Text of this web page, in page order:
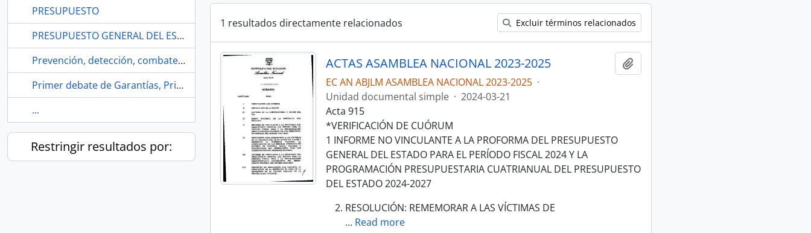
PRESUPUESTO
PRESUPUESTO GENERAL DEL ESTADO
Prevención, detección, combate, lavado de activos, financiación
Primer debate de Garantías, Primer debate de Transitorias de Justicia Ordinaria
...
Restringir resultados por:
1 resultados directamente relacionados Excluir términos relacionados
ACTAS ASAMBLEA NACIONAL 2023-2025
EC AN ABJLM ASAMBLEA NACIONAL 2023-2025 ·
Unidad documental simple · 2024-03-21
Acta 915
*VERIFICACIÓN DE CUÓRUM
1 INFORME NO VINCULANTE A LA PROFORMA DEL PRESUPUESTO
GENERAL DEL ESTADO PARA EL PERÍODO FISCAL 2024 Y LA
PROGRAMACIÓN PRESUPUESTARIA CUATRIANUAL DEL PRESUPUESTO
DEL ESTADO 2024-2027
RESOLUCIÓN: REMEMORAR A LAS VÍCTIMAS DE
… Read more